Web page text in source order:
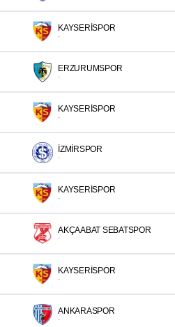
KAYSERİSPOR
-
ERZURUMSPOR
-
KAYSERİSPOR
-
İZMİRSPOR
-
KAYSERİSPOR
-
AKÇAABAT SEBATSPOR
-
KAYSERİSPOR
-
ANKARASPOR
-